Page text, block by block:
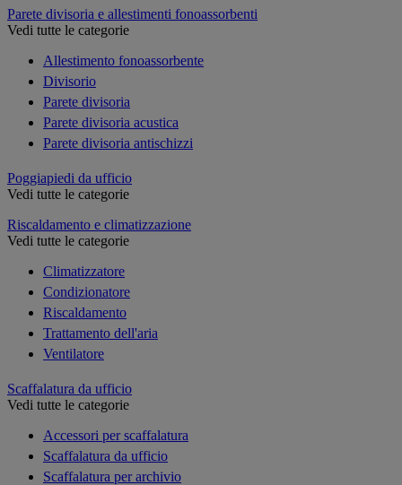
Parete divisoria e allestimenti fonoassorbenti
Vedi tutte le categorie
Allestimento fonoassorbente
Divisorio
Parete divisoria
Parete divisoria acustica
Parete divisoria antischizzi
Poggiapiedi da ufficio
Vedi tutte le categorie
Riscaldamento e climatizzazione
Vedi tutte le categorie
Climatizzatore
Condizionatore
Riscaldamento
Trattamento dell'aria
Ventilatore
Scaffalatura da ufficio
Vedi tutte le categorie
Accessori per scaffalatura
Scaffalatura da ufficio
Scaffalatura per archivio